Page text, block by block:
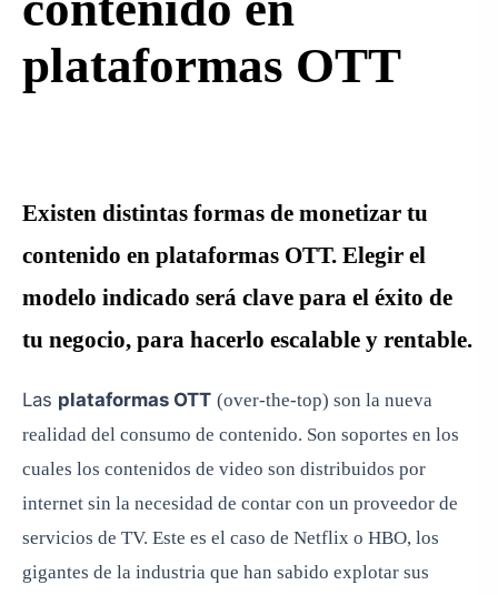
plataformas OTT
Existen distintas formas de monetizar tu
contenido en plataformas OTT. Elegir el
modelo indicado será clave para el éxito de
tu negocio, para hacerlo escalable y rentable.
Las plataformas OTT (over-the-top) son la nueva
realidad del consumo de contenido. Son soportes en los
cuales los contenidos de video son distribuidos por
internet sin la necesidad de contar con un proveedor de
servicios de TV. Este es el caso de Netflix o HBO, los
gigantes de la industria que han sabido explotar sus